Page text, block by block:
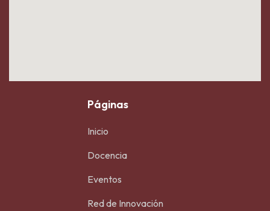
Páginas
Inicio
Docencia
Eventos
Red de Innovación